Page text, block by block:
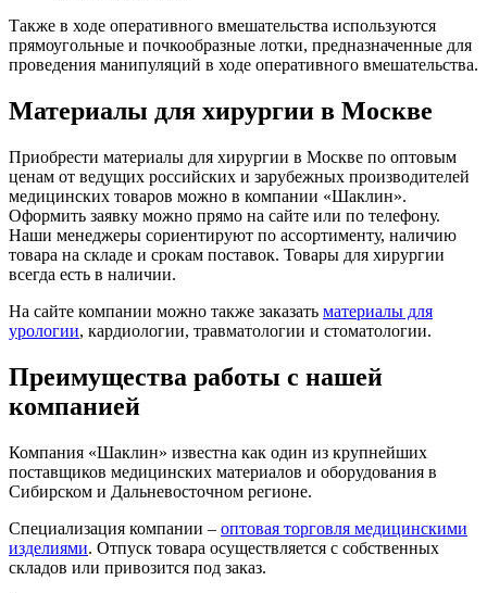
Также в ходе оперативного вмешательства используются
прямоугольные и почкообразные лотки, предназначенные для
проведения манипуляций в ходе оперативного вмешательства.
Материалы для хирургии в Москве
Приобрести материалы для хирургии в Москве по оптовым
ценам от ведущих российских и зарубежных производителей
медицинских товаров можно в компании «Шаклин».
Оформить заявку можно прямо на сайте или по телефону.
Наши менеджеры сориентируют по ассортименту, наличию
товара на складе и срокам поставок. Товары для хирургии
всегда есть в наличии.
На сайте компании можно также заказать материалы для
урологии, кардиологии, травматологии и стоматологии.
Преимущества работы с нашей
компанией
Компания «Шаклин» известна как один из крупнейших
поставщиков медицинских материалов и оборудования в
Сибирском и Дальневосточном регионе.
Специализация компании – оптовая торговля медицинскими
изделиями. Отпуск товара осуществляется с собственных
складов или привозится под заказ.